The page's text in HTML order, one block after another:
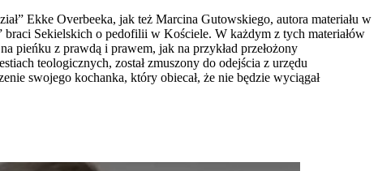
Ekke Overbeeka, jak też Marcina Gutowskiego, autora materiału w
Sekielskich o pedofilii w Kościele. W każdym z tych materiałów
pieńku z prawdą i prawem, jak na przykład przełożony
teologicznych, został zmuszony do odejścia z urzędu
swojego kochanka, który obiecał, że nie będzie wyciągał